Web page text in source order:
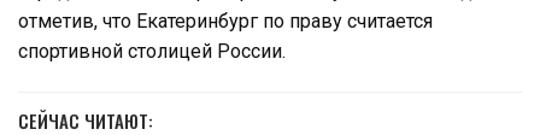
отметив, что Екатеринбург по праву считается
спортивной столицей России.
СЕЙЧАС ЧИТАЮТ: